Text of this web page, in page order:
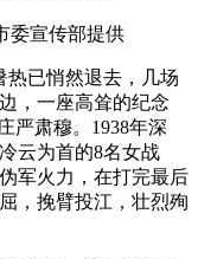
委宣传部提供
热已悄然退去，几场
，一座高耸的纪念
严肃穆。1938年深
云为首的8名女战
军火力，在打完最后
，挽臂投江，壮烈殉